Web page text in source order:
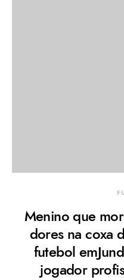
Menino que
dores na coxa
futebol
jogador